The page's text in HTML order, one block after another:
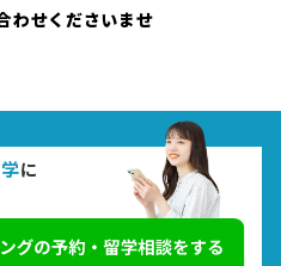
わせくださいませ
に